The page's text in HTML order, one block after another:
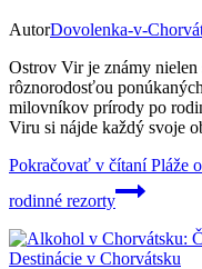
AutorDovolenka-v-
Ostrov Vir je známy
rôznorodosťou
milovníkov prírody po
Viru si nájde každý svoje
Pokračovať v čítaníPláže
rodinné rezorty
Destinácie v Chorvátsku